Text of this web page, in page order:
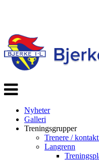
Veksle
navigasjon
Nyheter
Galleri
Treningsgrupper
Trenere /
Langrenn